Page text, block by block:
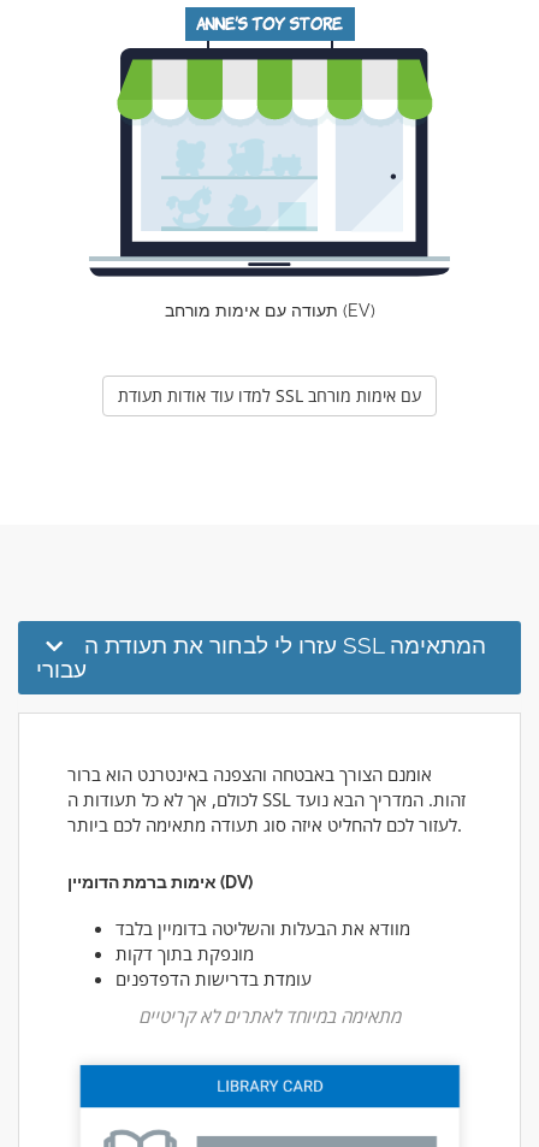
תעודה עם אימות מורחב (EV)
למדו עוד אודות תעודת SSL עם אימות מורחב
עזרו לי לבחור את תעודת ה SSL המתאימה
עבורי
אומנם הצורך באבטחה והצפנה באינטרנט הוא ברור
לכולם, אך לא כל תעודות ה SSL זהות. המדריך הבא נועד
לעזור לכם להחליט איזה סוג תעודה מתאימה לכם ביותר.
אימות ברמת הדומיין (DV)
מוודא את הבעלות והשליטה בדומיין בלבד
מונפקת בתוך דקות
עומדת בדרישות הדפדפנים
מתאימה במיוחד לאתרים לא קריטיים